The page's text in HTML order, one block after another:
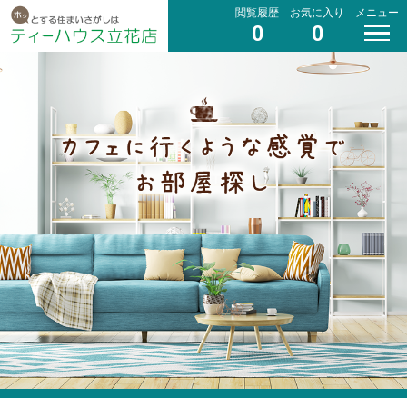
閲覧履歴
0
お気に入り
0
メニュー